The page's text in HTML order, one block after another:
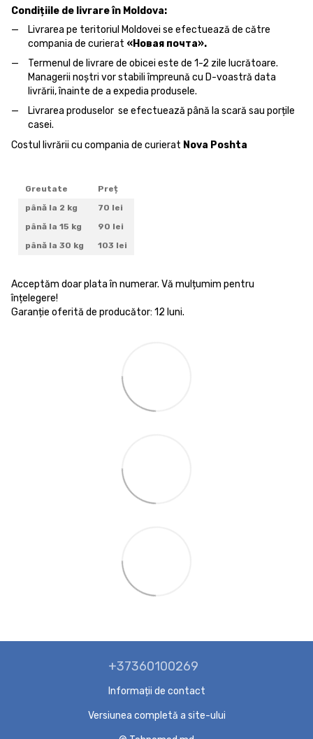
Condițiile de livrare în Moldova:
Livrarea pe teritoriul Moldovei se efectuează de către
compania de curierat «Новая почта».
Termenul de livrare de obicei este de 1-2 zile lucrătoare.
Managerii noștri vor stabili împreună cu D-voastră data
livrării, înainte de a expedia produsele.
Livrarea produselor se efectuează până la scară sau porțile
casei.
Costul livrării cu compania de curierat Nova Poshta
Greutate
Preț
până la 2 kg
70 lei
până la 15 kg
90 lei
până la 30 kg
103 lei
Acceptăm doar plata în numerar. Vă mulțumim pentru
înțelegere!
Garanție oferită de producător: 12 luni.
+37360100269
Informații de contact
Versiunea completă a site-ului